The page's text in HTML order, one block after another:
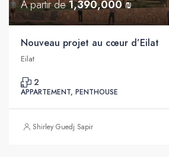
À partir de1,390,000 ₪
Nouveau projet au cœur d’Eilat
Eilat
2
APPARTEMENT, PENTHOUSE
Shirley Guedj Sapir